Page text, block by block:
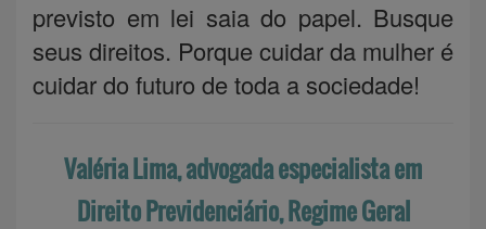
previsto em lei saia do papel. Busque
seus direitos. Porque cuidar da mulher é
cuidar do futuro de toda a sociedade!
Valéria Lima, advogada especialista em
Direito Previdenciário, Regime Geral